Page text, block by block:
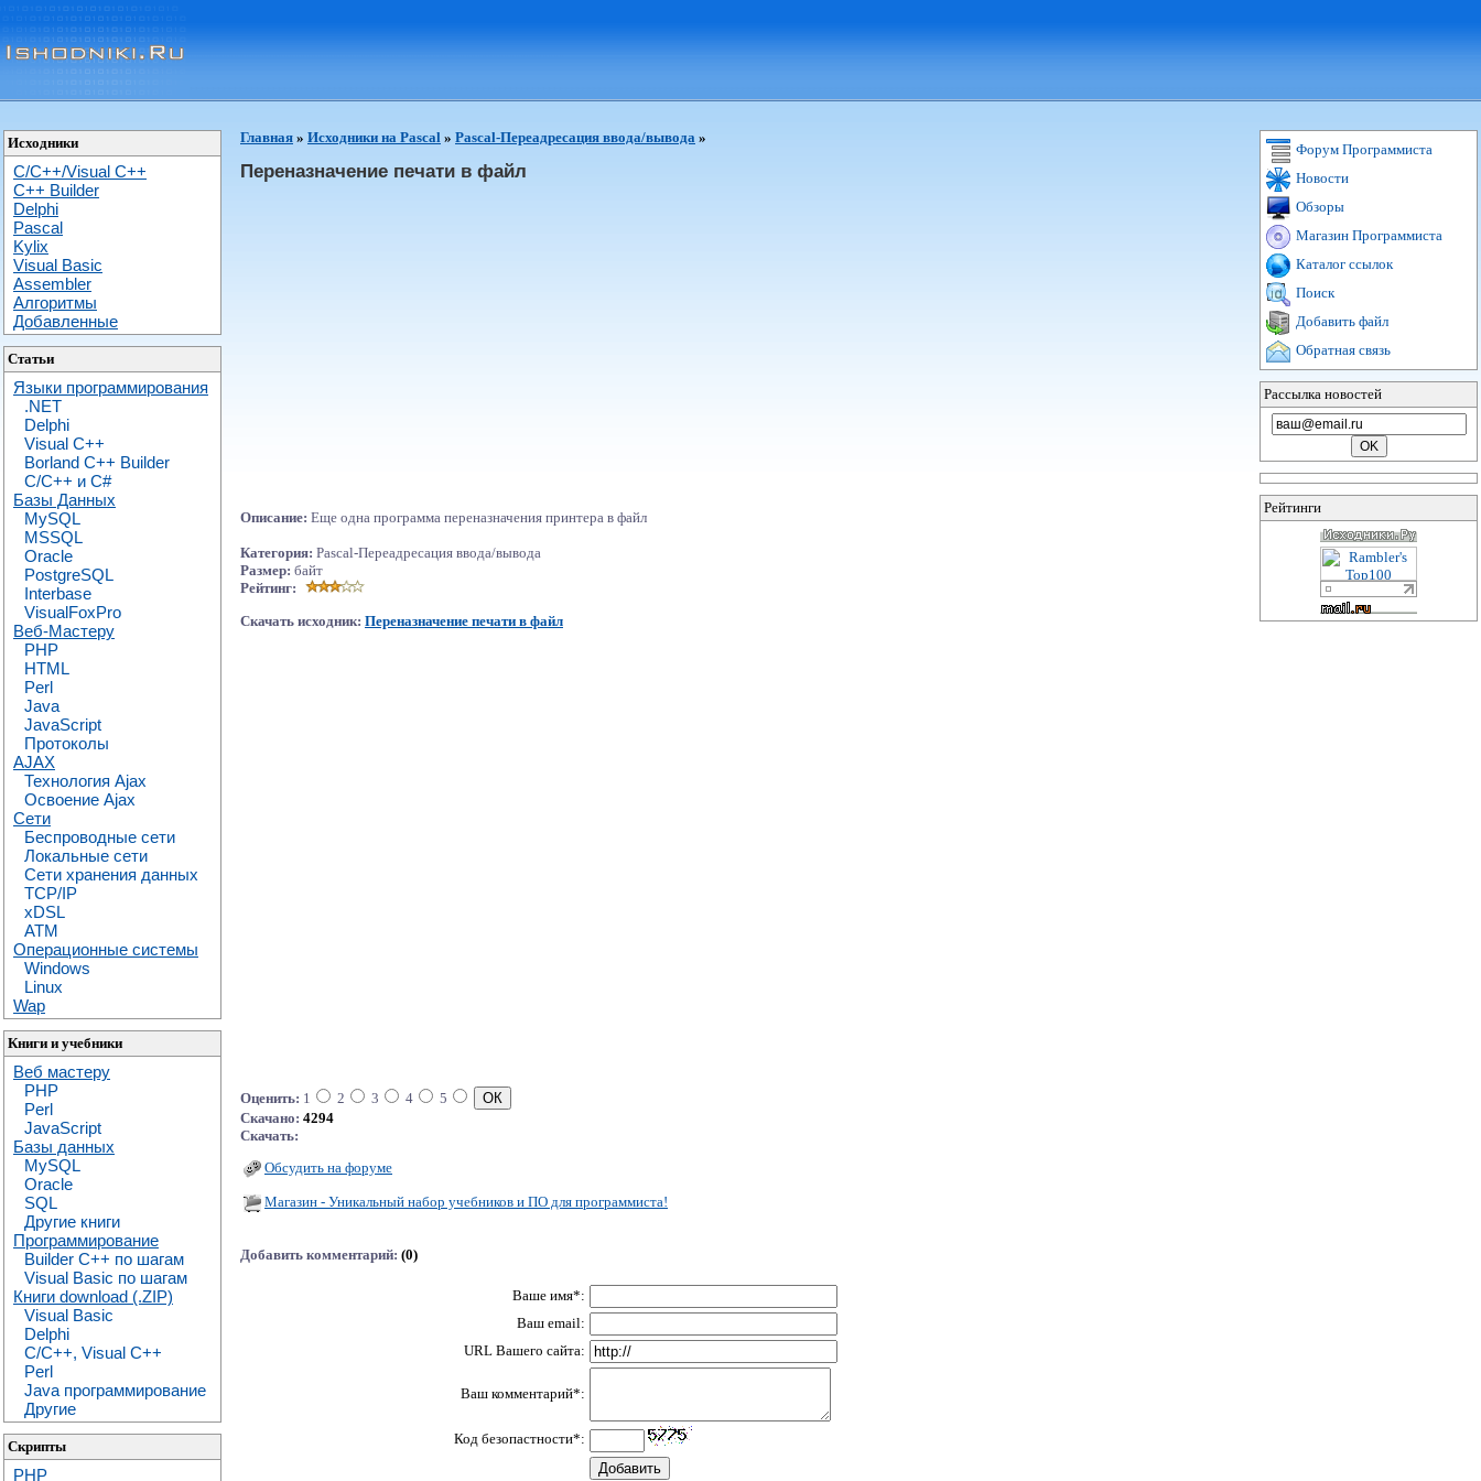
Исходники
C/C++/Visual C++
С++ Builder
Delphi
Pascal
Kylix
Visual Basic
Assembler
Алгоритмы
Добавленные
Статьи
Языки программирования
.NET
Delphi
Visual C++
Borland C++ Builder
C/С++ и C#
Базы Данных
MySQL
MSSQL
Oracle
PostgreSQL
Interbase
VisualFoxPro
Веб-Мастеру
PHP
HTML
Perl
Java
JavaScript
Протоколы
AJAX
Технология Ajax
Освоение Ajax
Сети
Беспроводные сети
Локальные сети
Сети хранения данных
TCP/IP
xDSL
ATM
Операционные системы
Windows
Linux
Wap
Книги и учебники
Веб мастеру
PHP
Perl
JavaScript
Базы данных
MySQL
Oracle
SQL
Другие книги
Программирование
Builder C++ по шагам
Visual Basic по шагам
Книги download (.ZIP)
Visual Basic
Delphi
C/C++, Visual C++
Perl
Java программирование
Другие
Скрипты
PHP
Главная » Исходники на Pascal » Pascal-Переадресация ввода/вывода »
Переназначение печати в файл
Описание: Еще одна программа переназначения принтера в файл
Категория: Pascal-Переадресация ввода/вывода
Размер: байт
Рейтинг:
Скачать исходник: Переназначение печати в файл
Оценить: 1 2 3 4
5
Скачано: 4294
Скачать:
Обсудить на форуме
Магазин - Уникальный набор учебников и ПО для программиста!
Добавить комментарий: (0)
Ваше имя*:
Ваш email:
URL Вашего сайта:
Ваш комментарий*:
Код безопастности*:
Форум Программиста
Новости
Обзоры
Магазин Программиста
Каталог ссылок
Поиск
Добавить файл
Обратная связь
Рассылка новостей
Рейтинги